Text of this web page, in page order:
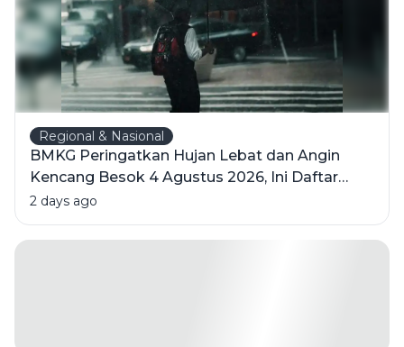
Regional & Nasional
BMKG Peringatkan Hujan Lebat dan Angin
Kencang Besok 4 Agustus 2026, Ini Daftar
Wilayahnya
2 days ago